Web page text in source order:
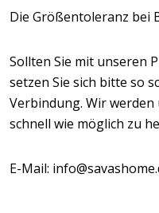
Die Größentoleranz bei
Sollten Sie mit unseren
setzen Sie sich bitte so
Verbindung. Wir
schnell wie möglich zu
E-Mail: